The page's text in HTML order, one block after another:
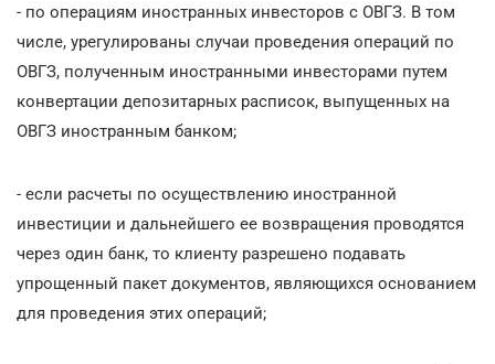
- по операциям иностранных инвесторов с ОВГЗ. В том
числе, урегулированы случаи проведения операций по
ОВГЗ, полученным иностранными инвесторами путем
конвертации депозитарных расписок, выпущенных на
ОВГЗ иностранным банком;
- если расчеты по осуществлению иностранной
инвестиции и дальнейшего ее возвращения проводятся
через один банк, то клиенту разрешено подавать
упрощенный пакет документов, являющихся основанием
для проведения этих операций;